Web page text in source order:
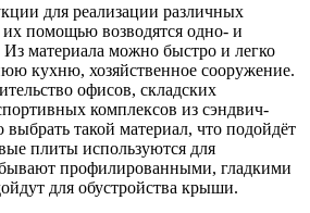
для реализации различных
их помощью возводятся одно- и
материала можно быстро и легко
кухню, хозяйственное сооружение.
офисов, складских
комплексов из сэндвич-
такой материал, что подойдёт
плиты используются для
профилированными, гладкими
для обустройства крыши.